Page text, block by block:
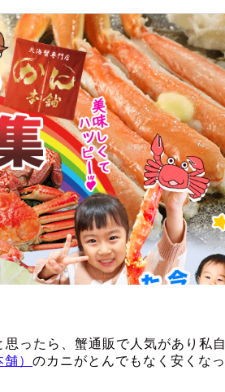
ったら、蟹通販で人気があり私自
） のカニがとんでもなく安くなっ